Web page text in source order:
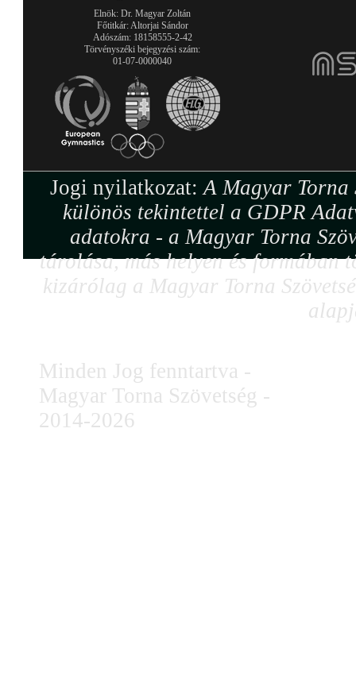
Elnök: Dr. Magyar Zoltán
Főtitkár: Altorjai Sándor
Adószám: 18158555-2-42
Törvényszéki bejegyzési szám:
01-07-0000040
Jogi nyilatkozat:A Magyar Torna
különös tekintettel a GDPR
adatokra - a Magyar Torna
tárolása, más helyen és formában
kizárólag a Magyar Torna
Minden Jog fenntartva -
Magyar Torna Szövetség -
2014-2026